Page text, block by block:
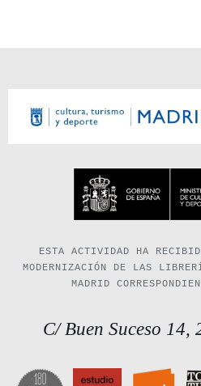
ESTA ACTIVIDAD HA
MODERNIZACIÓN DE LAS
MADRID
C/ Buen Suceso